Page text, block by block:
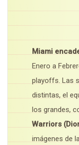
Miami
Enero a
playoffs. Las
distintas, el
los grandes,
Warriors (
imágenes de